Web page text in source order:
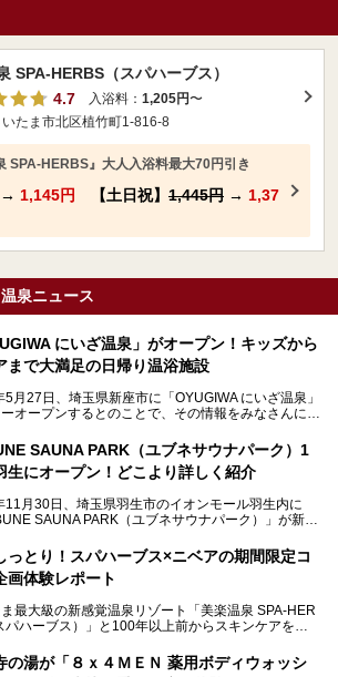
SPA-HERBS（スパハーブス）
4.7
入浴料： 1,205円〜
たま市北区植竹町1-816-8
SPA-HERBS』大人入浴料最大70円引き
→ 1,145円 【土日祝】 1,445円 → 1,37
泉ニュース
にいざ温泉」がオープン！キッズから
まで大満足の日帰り温浴施設
5月27日、埼玉県新座市に「OYUGIWA にいざ温泉」
オープンするとのことで、その情報をみなさんにい
となる黒湯の天然温泉や本格的なサウナをはじめ、4
ラックスルームやお食事処、他施設とは一線を画す
た！
SAUNA PARK（ユブネサウナパーク）1
生にオープン！どこより詳しく紹介
11月30日、埼玉県羽生市のイオンモール羽生内に
SAUNA PARK（ユブネサウナパーク）」が新規
月1日から楽久屋グループの一員となった「湯舞音
）」が新ブランド「YUBUNE SAUNA PARK」を立
しいサウナにこだわった遊び心満点の"銭湯×屋外サ
設で、男女別のお風呂のほか、水着やサウナ着で楽
ークなポイントがいっぱい！
っとり！スパハーブス×ニベアの期間限定コ
画体験レポート
最大級の新感覚温泉リゾート「美楽温泉 SPA-HER
パハーブス）」と100年以上前からスキンケアを考
ルやインスタグラマーとして活躍している、美容＆
きの畑瀬愛さんと取材してきました。
の湯が「８ｘ４ＭＥＮ 薬用ボディウォッシ